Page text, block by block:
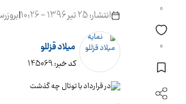
0
0
انتشار: 25 تیر 1396 - 10:26 |
میلاد قزللو
کد خبر: 145069